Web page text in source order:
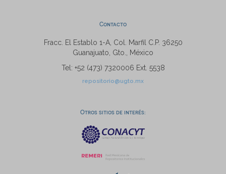
Contacto
Fracc. El Establo 1-A, Col. Marfil C.P. 36250
Guanajuato, Gto., México
Tel: +52 (473) 7320006 Ext. 5538
repositorio@ugto.mx
Otros sitios de interés: